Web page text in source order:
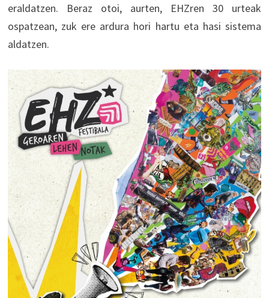
eraldatzen. Beraz otoi, aurten, EHZren 30 urteak
ospatzean, zuk ere ardura hori hartu eta hasi sistema
aldatzen.